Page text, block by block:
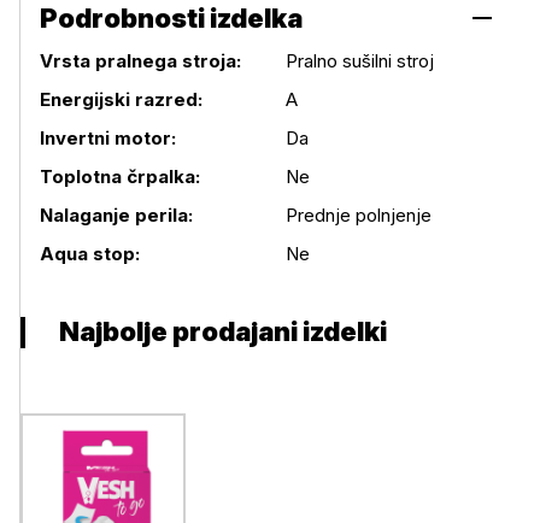
Podrobnosti izdelka
Vrsta pralnega stroja:
Pralno sušilni stroj
Energijski razred:
A
Invertni motor:
Da
Toplotna črpalka:
Ne
Nalaganje perila:
Prednje polnjenje
Aqua stop:
Ne
Najbolje prodajani izdelki